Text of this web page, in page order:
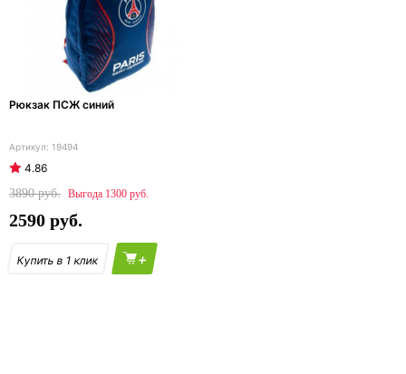
Рюкзак ПСЖ синий
19494
4.86
3890
1300
2590
+